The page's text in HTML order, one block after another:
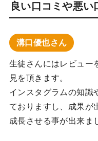
良い口コミや悪
溝口優也さん
生徒さんにはレビュー
見を頂きます。
インスタグラムの知識
ておりますし、成果が
成長させる事が出来ま